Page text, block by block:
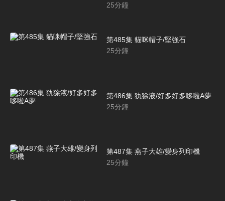
25分鐘
第485集 貓咪帽子/堅強石
25分鐘
第486集 犰狳液/好多好多哆啦A夢
25分鐘
第487集 燕子大雄/變身列印機
25分鐘